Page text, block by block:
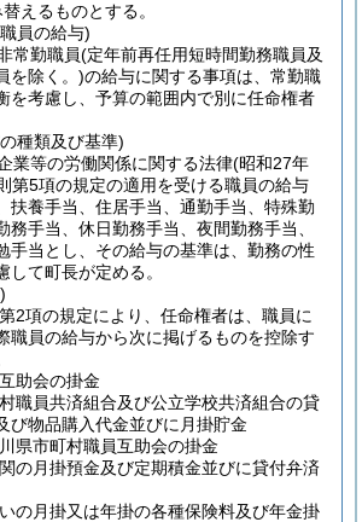
えるものとする。
員の給与)
常勤職員(定年前再任用短時間勤務職員及
を除く。)の給与に関する事項は、常勤職
を考慮し、予算の範囲内で別に任命権者
種類及び基準)
業等の労働関係に関する法律(昭和27年
第5項の規定の適用を受ける職員の給与
扶養手当、住居手当、通勤手当、特殊勤
務手当、休日勤務手当、夜間勤務手当、
手当とし、その給与の基準は、勤務の性
して町長が定める。
2項の規定により、任命権者は、職員に
職員の給与から次に掲げるものを控除す
助会の掛金
職員共済組合及び公立学校共済組合の貸
び物品購入代金並びに月掛貯金
県市町村職員互助会の掛金
の月掛預金及び定期積金並びに貸付弁済
の月掛又は年掛の各種保険料及び年金掛